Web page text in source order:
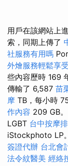
用戶在該網站上
索，同期上傳了
社服務有用嗎
外燴服務輕鬆享受
些內容歷時 169
傳輸了 6,587 苗
摩 TB，每小時
作內容 209 GB。
LGBT 台中按摩
iStockphoto LP
簽證代辦 台北會
法令紋醫美 經絡